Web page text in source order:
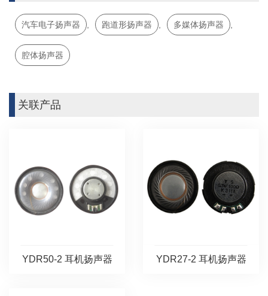
汽车电子扬声器 跑道形扬声器 多媒体扬声器
腔体扬声器
关联产品
YDR50-2 耳机扬声器 YDR27-2 耳机扬声器